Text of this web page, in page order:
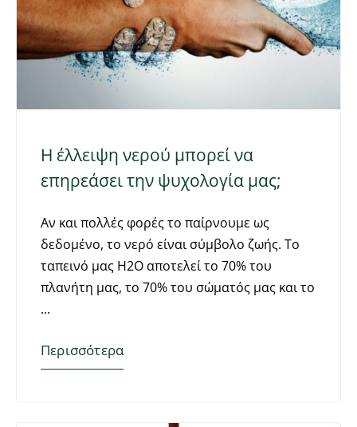
Η έλλειψη νερού μπορεί να
επηρεάσει την ψυχολογία μας;
Αν και πολλές φορές το παίρνουμε ως
δεδομένο, το νερό είναι σύμβολο ζωής. Το
ταπεινό μας Η2Ο αποτελεί το 70% του
πλανήτη μας, το 70% του σώματός μας και το
Περισσότερα